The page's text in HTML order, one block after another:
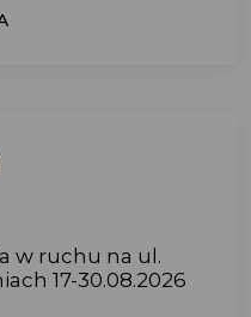
w ruchu na ul.
17-30.08.2026